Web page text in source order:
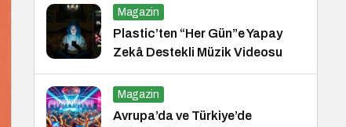
Konferansı
Magazin
Plastic’ten “Her Gün”e Yapay
Zekâ Destekli Müzik Videosu
Magazin
Avrupa’da ve Türkiye’de